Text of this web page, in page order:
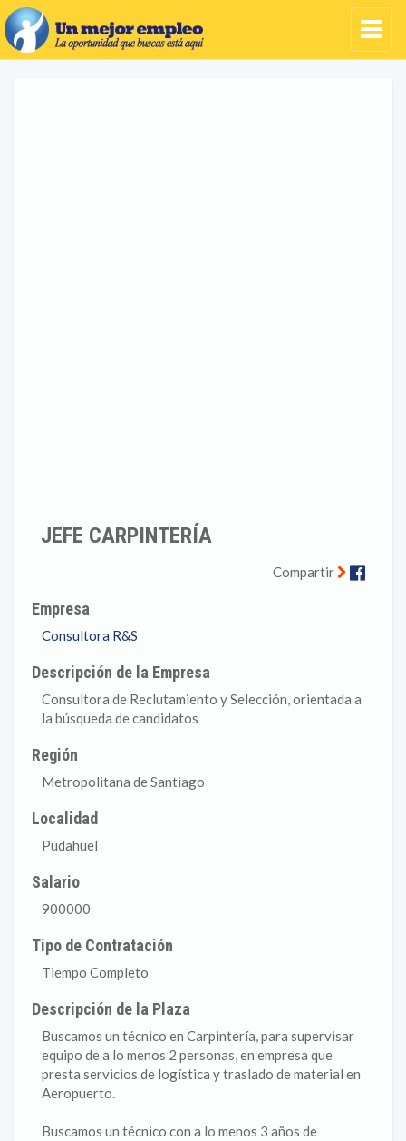
JEFE CARPINTERÍA
Compartir
Empresa
Consultora R&S
Descripción de la Empresa
Consultora de Reclutamiento y Selección, orientada a
la búsqueda de candidatos
Región
Metropolitana de Santiago
Localidad
Pudahuel
Salario
900000
Tipo de Contratación
Tiempo Completo
Descripción de la Plaza
Buscamos un técnico en Carpintería, para supervisar
equipo de a lo menos 2 personas, en empresa que
presta servicios de logística y traslado de material en
Aeropuerto.
Buscamos un técnico con a lo menos 3 años de